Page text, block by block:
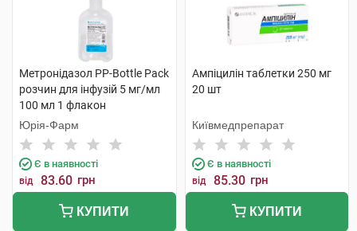
Метронідазол PP-Bottle Pack
розчин для інфузій 5 мг/мл
100 мл 1 флакон
Юрія-Фарм
Є в наявності
від 83.60 грн
КУПИТИ
Ампіцилін таблетки 250 мг
20 шт
Київмедпрепарат
Є в наявності
від 85.30 грн
КУПИТИ